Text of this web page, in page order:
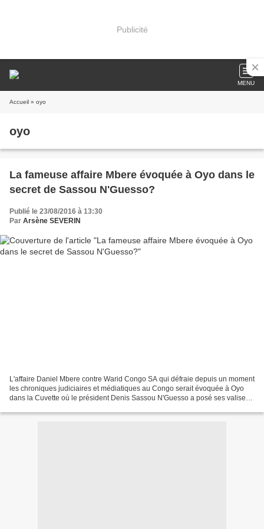
Publicité
MENU
Accueil » oyo
oyo
La fameuse affaire Mbere évoquée à Oyo dans le
secret de Sassou N'Guesso?
Publié le 23/08/2016 à 13:30
Par Arsène SEVERIN
L'affaire Daniel Mbere contre Warid Congo SA qui défraie depuis un moment
les chroniques judiciaires et médiatiques au Congo serait évoquée à Oyo
dans la Cuvette où le président Denis Sassou N'Guesso a posé ses valises